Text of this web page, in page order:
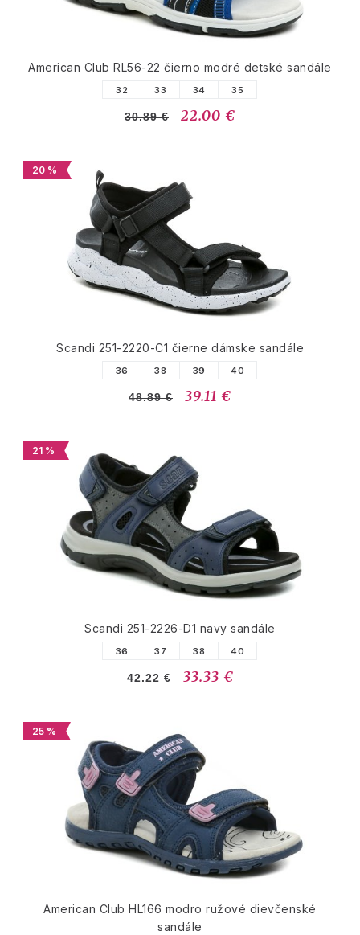
American Club RL56-22 čierno modré detské sandále
32 33 34 35
30.89 € 22.00 €
20 %
Scandi 251-2220-C1 čierne dámske sandále
36 38 39 40
48.89 € 39.11 €
21 %
Scandi 251-2226-D1 navy sandále
36 37 38 40
42.22 € 33.33 €
25 %
American Club HL166 modro ružové dievčenské
sandále